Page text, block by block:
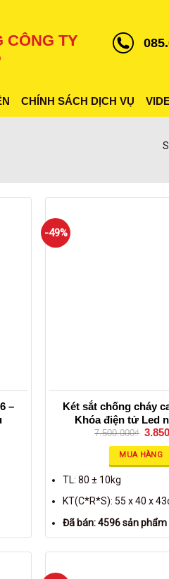
CÔNG TY
CHÍNH SÁCH DỊCH VỤ
–
-49%
Két sắt chống cháy
Khóa điện tử Led
7.500.000₫
MUA HÀNG
TL: 80 ± 10kg
KT(C*R*S): 55 x 40 x
Đã bán: 4596 sản phẩm